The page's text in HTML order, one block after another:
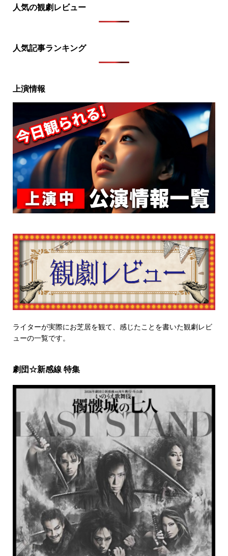
人気の観劇レビュー
人気記事ランキング
上演情報
ライターが実際にお芝居を観て、感じたことを書いた観劇レビ
ューの一覧です。
劇団☆新感線 特集